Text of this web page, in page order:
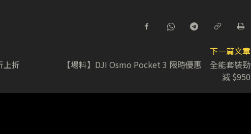
上折
下一篇文章
【場料】DJI Osmo Pocket 3 限時優惠 全能套裝勁
減 $950